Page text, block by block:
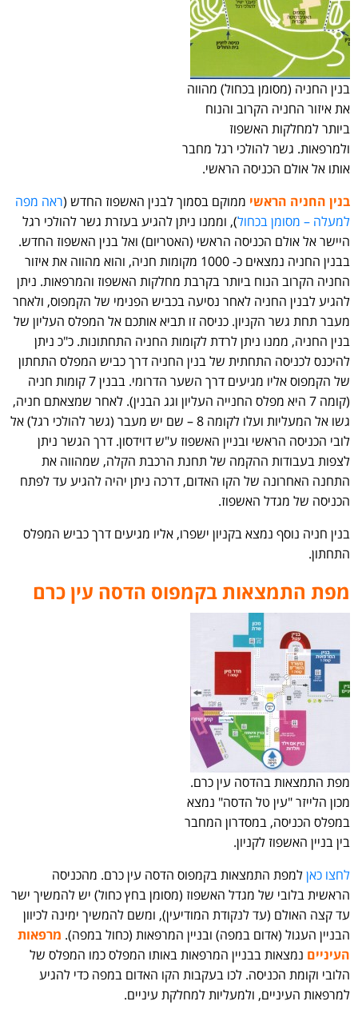
בנין החניה (מסומן בכחול) מהווה
את איזור החניה הקרוב והנוח
ביותר למחלקות האשפוז
ולמרפאות. גשר להולכי רגל מחבר
אותו אל אולם הכניסה הראשי.
בנין החניה הראשי ממוקם בסמוך לבנין האשפוז החדש (ראה מפה
למעלה – מסומן בכחול), וממנו ניתן להגיע בעזרת גשר להולכי רגל
היישר אל אולם הכניסה הראשי (האטריום) ואל בנין האשפוז החדש.
בבנין החניה נמצאים כ- 1000 מקומות חניה, והוא מהווה את איזור
החניה הקרוב הנוח ביותר בקרבת מחלקות האשפוז והמרפאות. ניתן
להגיע לבנין החניה לאחר נסיעה בכביש הפנימי של הקמפוס, ולאחר
מעבר תחת גשר הקניון. כניסה זו תביא אותכם אל המפלס העליון של
בנין החניה, ממנו ניתן לרדת לקומות החניה התחתונות. כ"כ ניתן
להיכנס לכניסה התחתית של בנין החניה דרך כביש המפלס התחתון
של הקמפוס אליו מגיעים דרך השער הדרומי. בבנין 7 קומות חניה
(קומה 7 היא מפלס החנייה העליון וגג הבנין). לאחר שמצאתם חניה,
גשו אל המעליות ועלו לקומה 8 – שם יש מעבר (גשר להולכי רגל) אל
לובי הכניסה הראשי ובניין האשפוז ע"ש דוידסון. דרך הגשר ניתן
לצפות בעבודות ההקמה של תחנת הרכבת הקלה, שמהווה את
התחנה האחרונה של הקו האדום, דרכה ניתן יהיה להגיע עד לפתח
הכניסה של מגדל האשפוז.
בנין חניה נוסף נמצא בקניון ישפרו, אליו מגיעים דרך כביש המפלס
התחתון.
מפת התמצאות בקמפוס הדסה עין כרם
מפת התמצאות בהדסה עין כרם.
מכון הלייזר "עין טל הדסה" נמצא
במפלס הכניסה, במסדרון המחבר
בין בניין האשפוז לקניון.
לחצו כאןלמפת התמצאות בקמפוס הדסה עין כרם. מהכניסה
הראשית בלובי של מגדל האשפוז (מסומן בחץ כחול) יש להמשיך ישר
עד קצה האולם (עד לנקודת המודיעין), ומשם להמשיך ימינה לכיוון
הבניין העגול (אדום במפה) ובניין המרפאות (כחול במפה). מרפאות
העיניים נמצאות בבניין המרפאות באותו המפלס כמו המפלס של
הלובי וקומת הכניסה. לכו בעקבות הקו האדום במפה כדי להגיע
למרפאות העיניים, ולמעליות למחלקת עיניים.